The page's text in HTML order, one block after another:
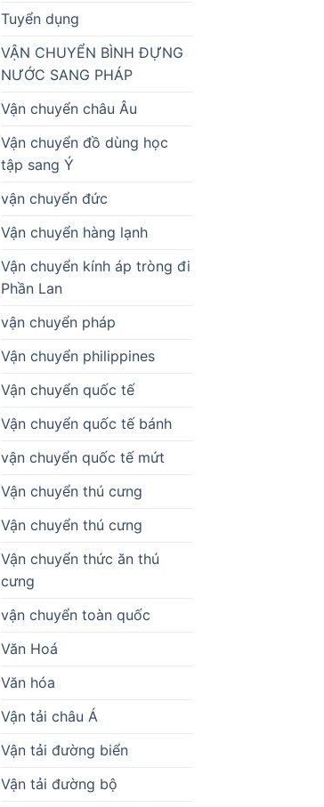
Tuyển dụng
VẬN CHUYỂN BÌNH ĐỰNG
NƯỚC SANG PHÁP
Vận chuyển châu Âu
Vận chuyển đồ dùng học
tập sang Ý
vận chuyển đức
Vận chuyển hàng lạnh
Vận chuyển kính áp tròng đi
Phần Lan
vận chuyển pháp
Vận chuyển philippines
Vận chuyển quốc tế
Vận chuyển quốc tế bánh
vận chuyển quốc tế mứt
Vận chuyển thú cưng
Vận chuyển thú cưng
Vận chuyển thức ăn thú
cưng
vận chuyển toàn quốc
Văn Hoá
Văn hóa
Vận tải châu Á
Vận tải đường biển
Vận tải đường bộ